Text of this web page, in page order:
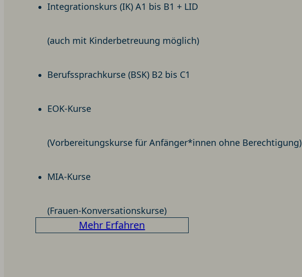
Integrationskurs (IK) A1 bis B1 + LID
(auch mit Kinderbetreuung möglich)
Berufssprachkurse (BSK) B2 bis C1
EOK-Kurse
(Vorbereitungskurse für Anfänger*innen ohne Berechtigung)
MIA-Kurse
(Frauen-Konversationskurse)
Mehr Erfahren